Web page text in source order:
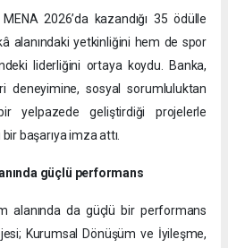
2026’da kazandığı 35 ödülle
alanındaki yetkinliğini hem de spor
liderliğini ortaya koydu. Banka,
deneyimine, sosyal sorumluluktan
yelpazede geliştirdiği projelerle
başarıya imza attı.
güçlü performans
alanında da güçlü bir performans
Kurumsal Dönüşüm ve İyileşme,